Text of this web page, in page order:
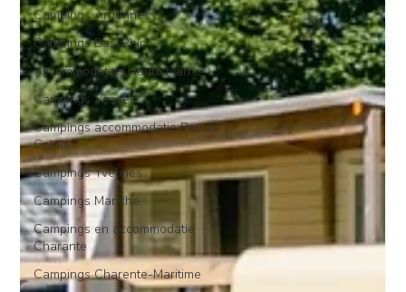
Campings Ardennes
Campings Bas-Rhin
Accommodaties Haute Marne
Campings Vosges
Campings accommodatie Pas de
Calais
Campings Yvelines
Campings Manche
Campings en accommodatie
Charante
Campings Charente-Maritime